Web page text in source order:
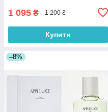
1 095 ₴ 1 200 ₴
Купити
–8%